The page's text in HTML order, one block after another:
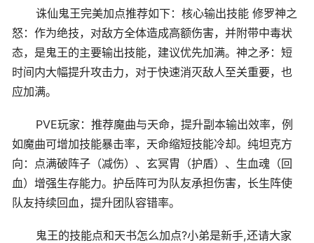
诛仙鬼王完美加点推荐如下：核心输出技能 修罗神之
怒：作为绝技，对敌方全体造成高额伤害，并附带中毒状
态，是鬼王的主要输出技能，建议优先加满。神之矛：短
时间内大幅提升攻击力，对于快速消灭敌人至关重要，也
应加满。
PVE玩家：推荐魔曲与天命，提升副本输出效率，例
如魔曲可增加技能暴击率，天命缩短技能冷却。纯坦克方
向：点满破阵子（减伤）、玄冥胄（护盾）、生血魂（回
血）增强生存能力。护岳阵可为队友承担伤害，长生阵使
队友持续回血，提升团队容错率。
鬼王的技能点和天书怎么加点?小弟是新手,还请大家